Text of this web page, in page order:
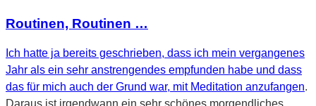
Routinen, Routinen …
Ich hatte ja bereits geschrieben, dass ich mein vergangenes
Jahr als ein sehr anstrengendes empfunden habe und dass
das für mich auch der Grund war, mit Meditation anzufangen.